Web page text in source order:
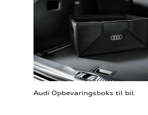
Audi Opbevaringsboks til bil